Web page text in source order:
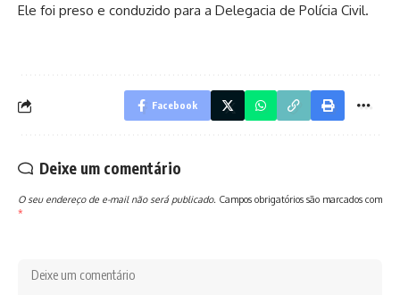
Ele foi preso e conduzido para a Delegacia de Polícia Civil.
Facebook
Deixe um comentário
O seu endereço de e-mail não será publicado. Campos obrigatórios são marcados com
*